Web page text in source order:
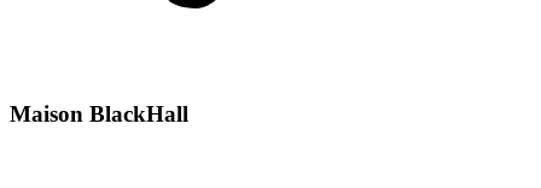
Maison BlackHall